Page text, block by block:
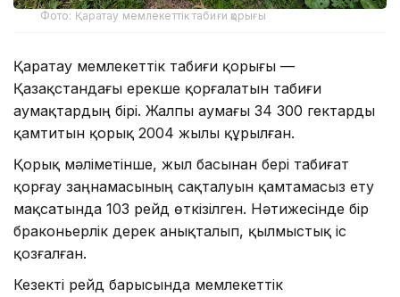
Фото: Қаратау мемлекеттік табиғи қорығы
Қаратау мемлекеттік табиғи қорығы —
Қазақстандағы ерекше қорғалатын табиғи
аумақтардың бірі. Жалпы аумағы 34 300 гектарды
қамтитын қорық 2004 жылы құрылған.
Қорық мәліметінше, жыл басынан бері табиғат
қорғау заңнамасының сақталуын қамтамасыз ету
мақсатында 103 рейд өткізілген. Нәтижесінде бір
браконьерлік дерек анықталып, қылмыстық іс
қозғалған.
Кезекті рейд барысында мемлекеттік